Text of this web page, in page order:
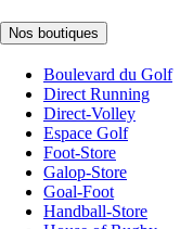
Nos boutiques
Boulevard du Golf
Direct Running
Direct-Volley
Espace Golf
Foot-Store
Galop-Store
Goal-Foot
Handball-Store